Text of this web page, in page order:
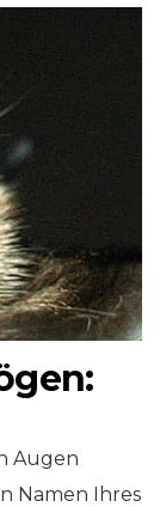
Augen
Namen Ihres